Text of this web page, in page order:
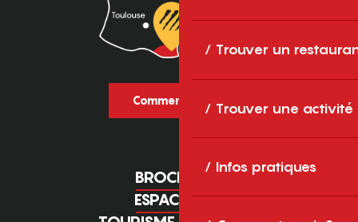
Trouver un
Trouver une activité
Infos pratiques
Comment venir ?
BROCHURES
ESPACE PRO